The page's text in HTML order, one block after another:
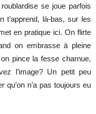
se joue parfois
t’apprend, là-bas, sur les
en pratique ici. On flirte
on embrasse à pleine
pince la fesse charnue,
l’image? Un petit peu
qu’on n’a pas toujours eu